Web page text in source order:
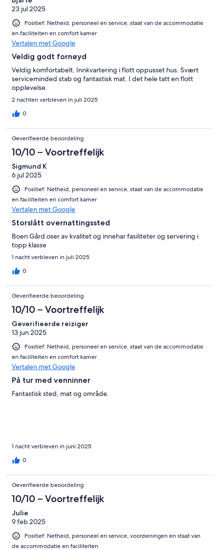
23 jul 2025
Positief: Netheid, personeel en service, staat van de accommodatie
en faciliteiten en comfort kamer
Vertalen met Google
Veldig godt fornøyd
Veldig komfortabelt. Innkvartering i flott oppusset hus. Svært
serviceminded stab og fantastisk mat. I det hele tatt en flott
opplevelse.
2 nachten verbleven in juli 2025
0
Geverifieerde beoordeling
10/10 – Voortreffelijk
Sigmund K
6 jul 2025
Positief: Netheid, personeel en service, staat van de accommodatie
en faciliteiten en comfort kamer
Vertalen met Google
Storslått overnattingssted
Boen Gård oser av kvalitet og innehar fasiliteter og servering i
topp klasse
1 nacht verbleven in juli 2025
0
Geverifieerde beoordeling
10/10 – Voortreffelijk
Geverifieerde reiziger
13 jun 2025
Positief: Netheid, personeel en service, staat van de accommodatie
en faciliteiten en comfort kamer
Vertalen met Google
På tur med venninner
Fantastisk sted, mat og område.
1 nacht verbleven in juni 2025
0
Geverifieerde beoordeling
10/10 – Voortreffelijk
Julie
9 feb 2025
Positief: Netheid, personeel en service, voorzieningen en staat van
de accommodatie en faciliteiten